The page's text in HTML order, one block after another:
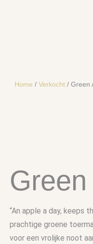
Home / Verkocht / Green
“An apple a day, keeps
prachtige groene
voor een vrolijke noot